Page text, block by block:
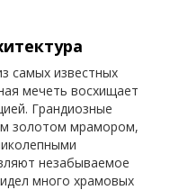
самых известных
мечеть восхищает
Грандиозные
золотом мрамором,
незабываемое
много храмовых